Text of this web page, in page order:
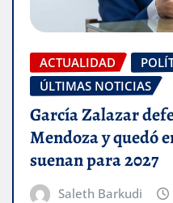
ACTUALIDAD
ÚLTIMAS NOTICIAS
García Zalazar
Mendoza y quedó
suenan para 2027
Saleth Barkudi